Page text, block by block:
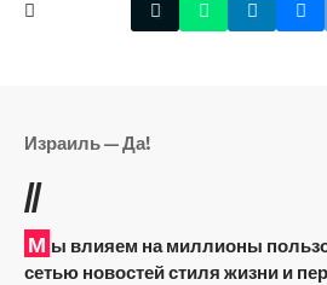
Израиль — Да!
//
М ы влияем на миллионы
сетью новостей стиля жизни и